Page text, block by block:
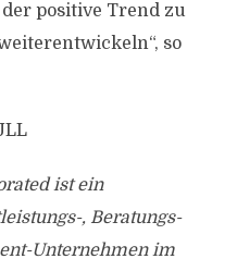
positive Trend zu
so
ist ein
, Beratungs-
Unternehmen im